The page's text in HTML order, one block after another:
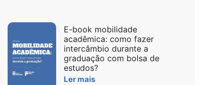
E-book mobilidade
acadêmica: como fazer
intercâmbio durante a
graduação com bolsa de
estudos?
Ler mais